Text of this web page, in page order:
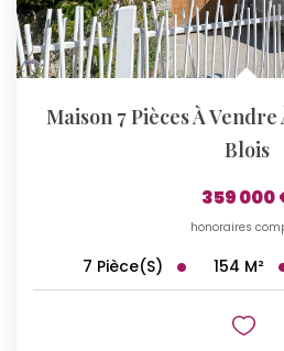
Maison 7 Pièces À
Blois
359 000
honoraires
7 Pièce(s) 154 M²